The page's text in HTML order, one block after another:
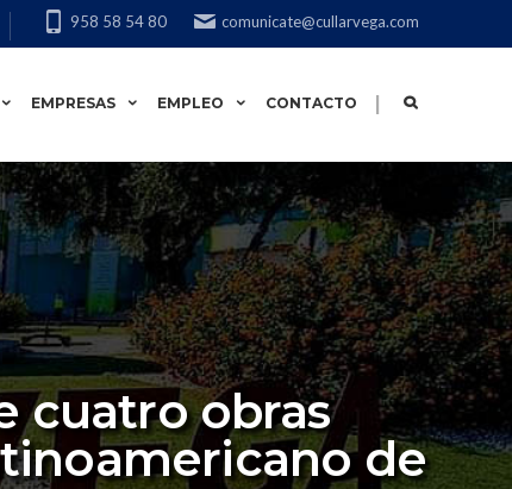
comunicate@cullarvega.com
958 58 54 80
EMPRESAS EMPLEO CONTACTO |
cuatro obras
de